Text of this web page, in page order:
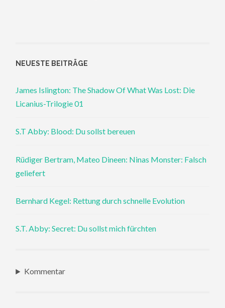
NEUESTE BEITRÄGE
James Islington: The Shadow Of What Was Lost: Die
Licanius-Trilogie 01
S.T Abby: Blood: Du sollst bereuen
Rüdiger Bertram, Mateo Dineen: Ninas Monster: Falsch
geliefert
Bernhard Kegel: Rettung durch schnelle Evolution
S.T. Abby: Secret: Du sollst mich fürchten
Kommentar